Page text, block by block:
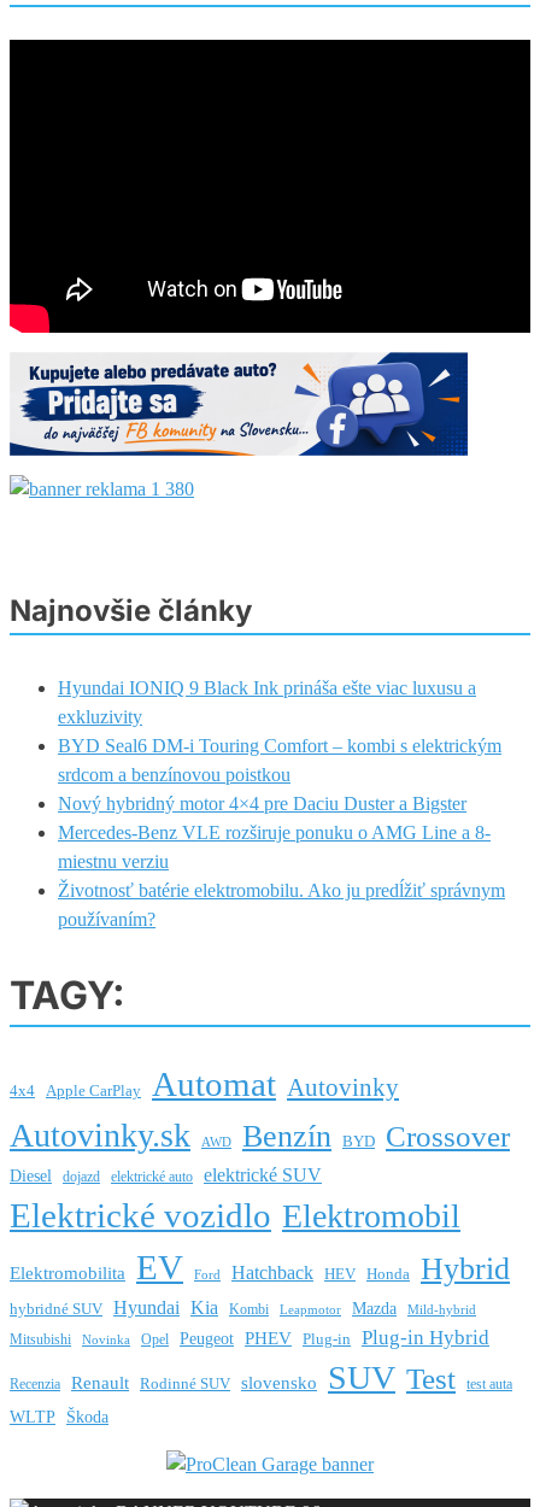
Najnovšie články
Hyundai IONIQ 9 Black Ink prináša ešte viac luxusu a
exkluzivity
BYD Seal6 DM-i Touring Comfort – kombi s elektrickým
srdcom a benzínovou poistkou
Nový hybridný motor 4×4 pre Daciu Duster a Bigster
Mercedes-Benz VLE rozširuje ponuku o AMG Line a 8-
miestnu verziu
Životnosť batérie elektromobilu. Ako ju predĺžiť správnym
používaním?
TAGY:
4x4 Apple CarPlay Automat Autovinky
Autovinky.sk AWD Benzín BYD Crossover
Diesel dojazd elektrické auto elektrické SUV
Elektrické vozidlo Elektromobil
Elektromobilita EV Ford Hatchback HEV Honda Hybrid
hybridné SUV Hyundai Kia Kombi Leapmotor Mazda Mild-hybrid
Mitsubishi Novinka Opel Peugeot PHEV Plug-in Plug-in Hybrid
Recenzia Renault Rodinné SUV slovensko SUV Test test auta
WLTP Škoda